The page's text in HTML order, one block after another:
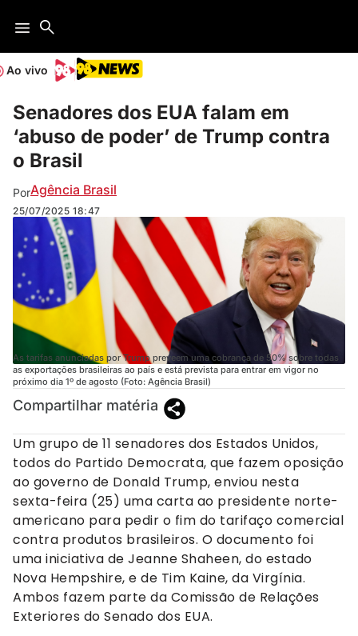
Ao vivo
Senadores dos EUA falam em
‘abuso de poder’ de Trump contra
o Brasil
PorAgência Brasil
25/07/2025 18:47
As tarifas anunciadas por Trump preveem uma cobrança de 50% sobre todas
as exportações brasileiras ao país e está prevista para entrar em vigor no
próximo dia 1º de agosto (Foto: Agência Brasil)
Compartilhar matéria
Um grupo de 11 senadores dos Estados Unidos,
todos do Partido Democrata, que fazem oposição
ao governo de Donald Trump, enviou nesta
sexta-feira (25) uma carta ao presidente norte-
americano para pedir o fim do tarifaço comercial
contra produtos brasileiros. O documento foi
uma iniciativa de Jeanne Shaheen, do estado
Nova Hempshire, e de Tim Kaine, da Virgínia.
Ambos fazem parte da Comissão de Relações
Exteriores do Senado dos EUA.